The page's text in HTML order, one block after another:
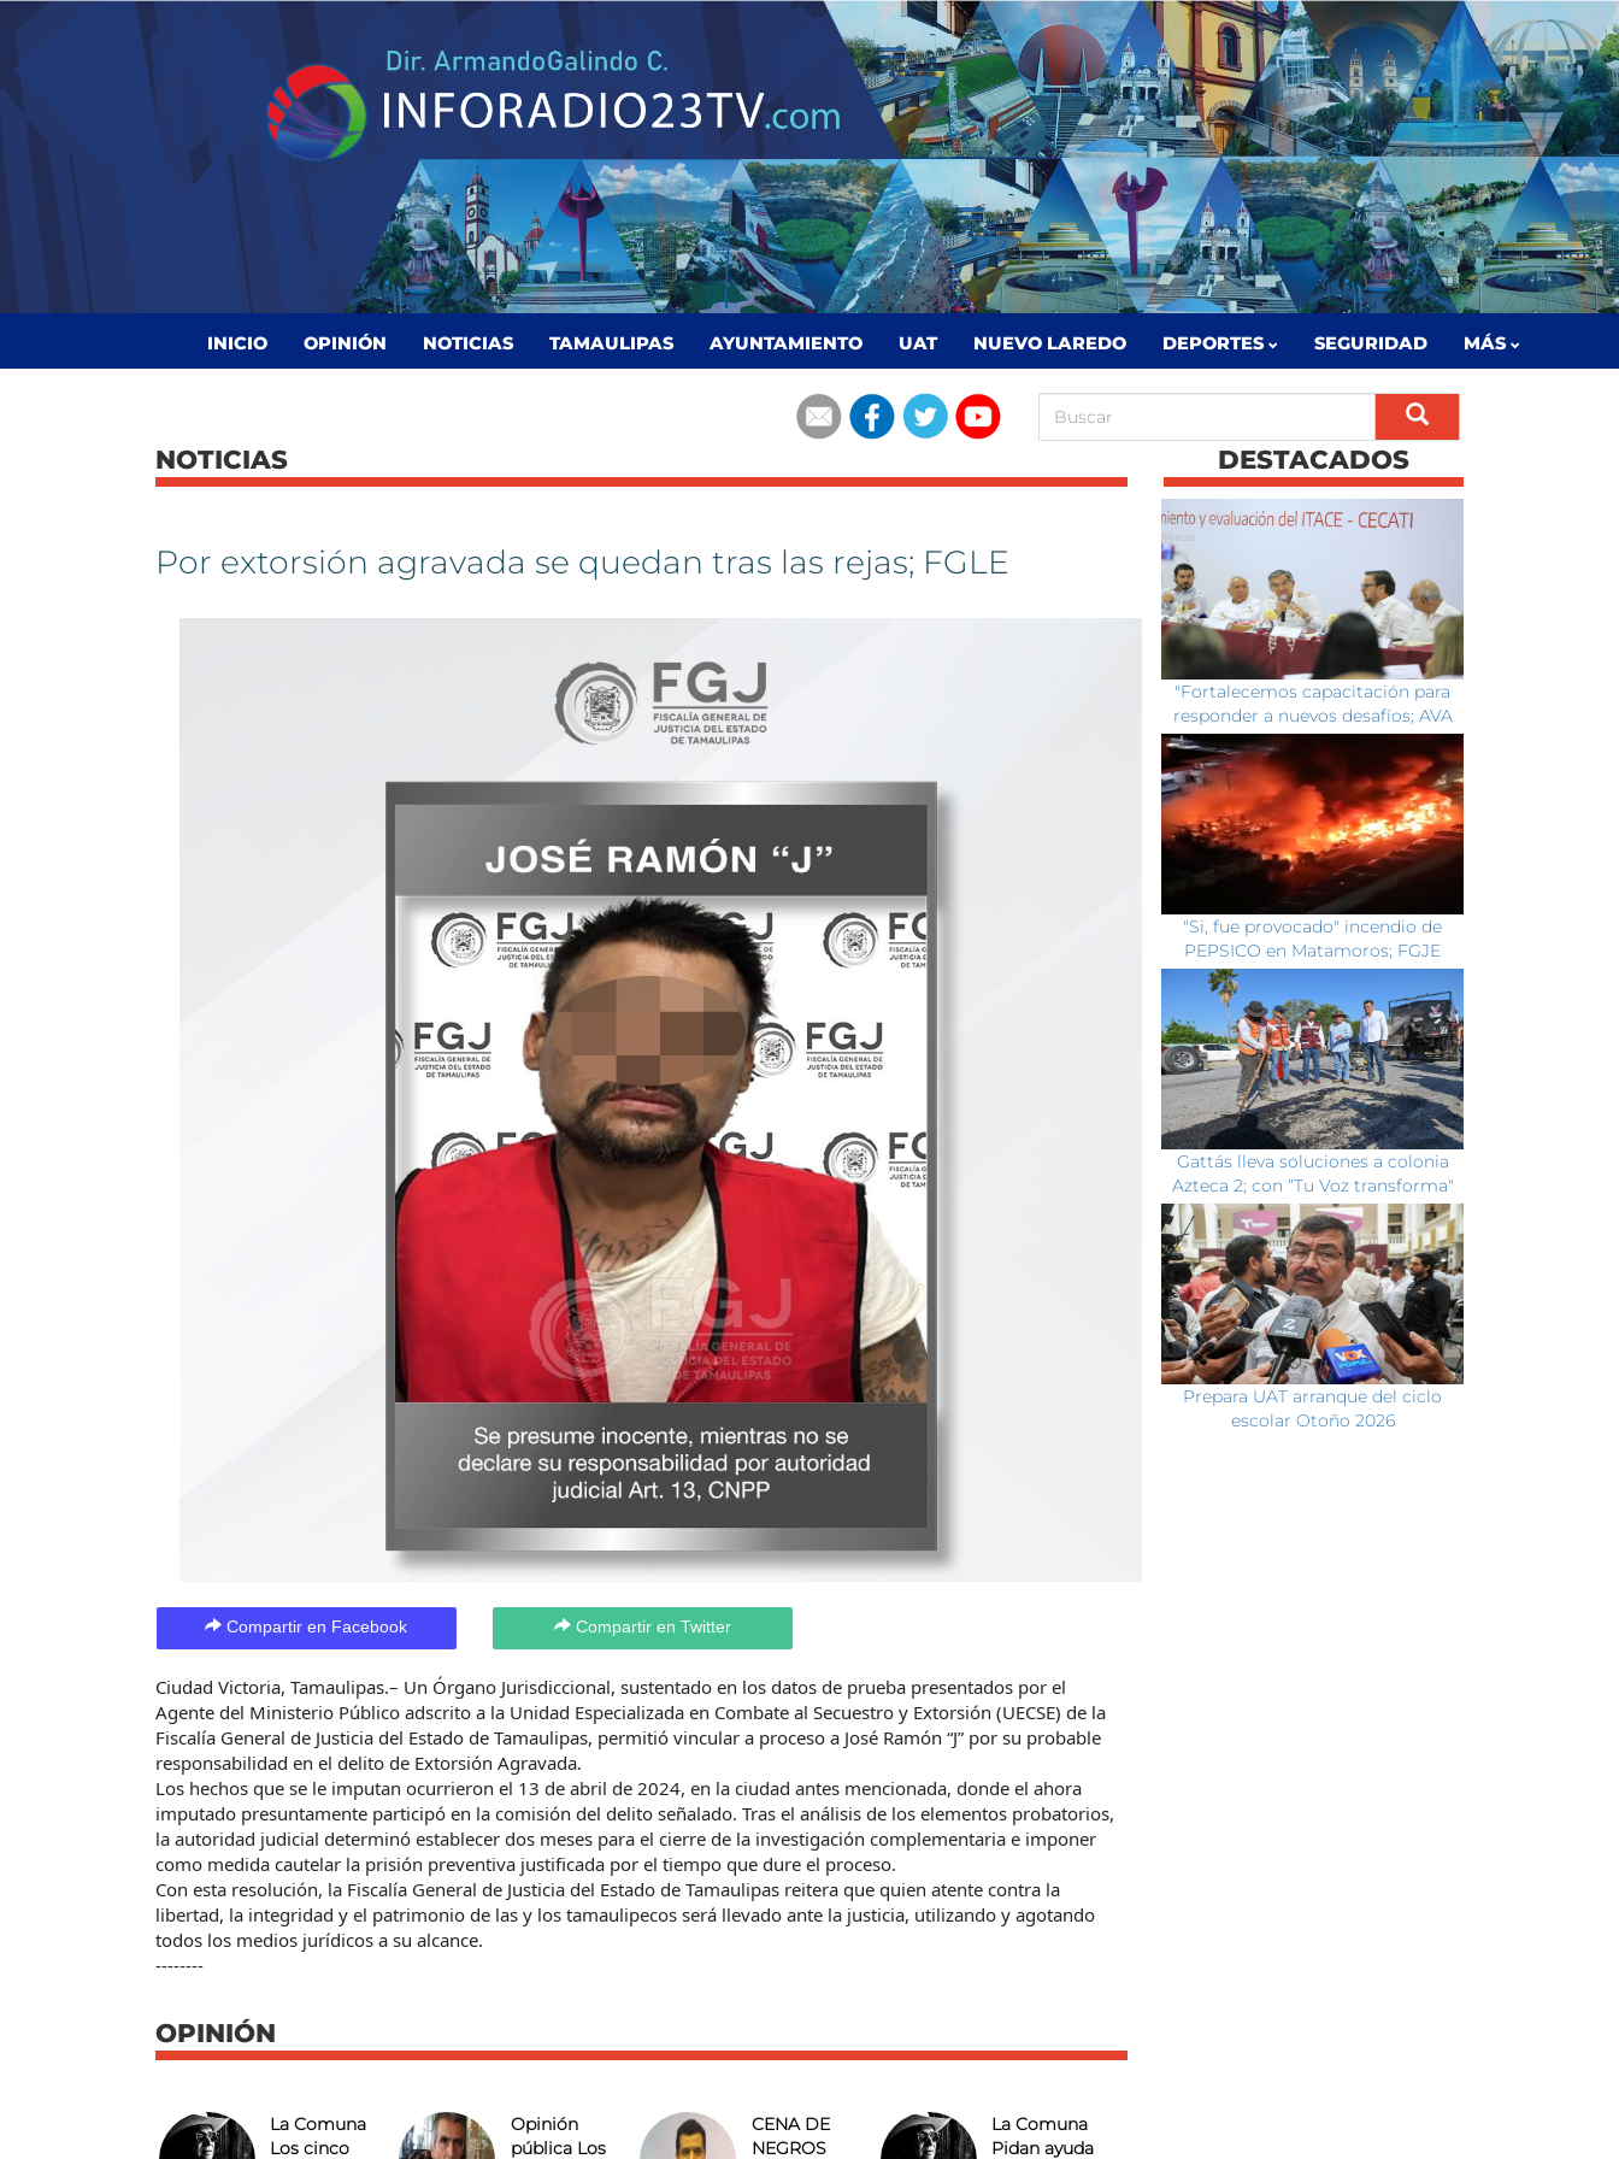
INICIO OPINIÓN NOTICIAS TAMAULIPAS AYUNTAMIENTO UAT NUEVO LAREDO DEPORTES SEGURIDAD MÁS
NOTICIAS
Por extorsión agravada se quedan tras las rejas; FGLE
Compartir en Facebook Compartir en Twitter
Ciudad Victoria, Tamaulipas.– Un Órgano Jurisdiccional, sustentado en los datos de prueba presentados por el
Agente del Ministerio Público adscrito a la Unidad Especializada en Combate al Secuestro y Extorsión (UECSE) de la
Fiscalía General de Justicia del Estado de Tamaulipas, permitió vincular a proceso a José Ramón “J” por su probable
responsabilidad en el delito de Extorsión Agravada.
Los hechos que se le imputan ocurrieron el 13 de abril de 2024, en la ciudad antes mencionada, donde el ahora
imputado presuntamente participó en la comisión del delito señalado. Tras el análisis de los elementos probatorios,
la autoridad judicial determinó establecer dos meses para el cierre de la investigación complementaria e imponer
como medida cautelar la prisión preventiva justificada por el tiempo que dure el proceso.
Con esta resolución, la Fiscalía General de Justicia del Estado de Tamaulipas reitera que quien atente contra la
libertad, la integridad y el patrimonio de las y los tamaulipecos será llevado ante la justicia, utilizando y agotando
todos los medios jurídicos a su alcance.
--------
OPINIÓN
La Comuna
Los cinco
Opinión
pública Los
CENA DE
NEGROS
La Comuna
Pidan ayuda
DESTACADOS
"Fortalecemos capacitación para
responder a nuevos desafíos; AVA
"Si, fue provocado" incendio de
PEPSICO en Matamoros; FGJE
Gattás lleva soluciones a colonia
Azteca 2; con “Tu Voz transforma"
Prepara UAT arranque del ciclo
escolar Otoño 2026